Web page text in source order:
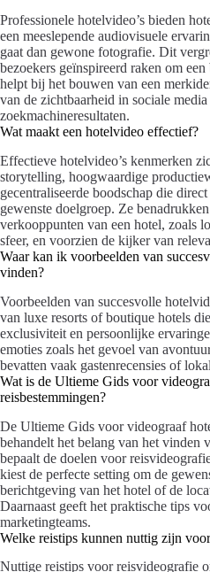
Professionele hotelvideo’s bieden
een meeslepende audiovisuele
gaat dan gewone fotografie. Dit
bezoekers geïnspireerd raken om
helpt bij het bouwen van een
van de zichtbaarheid in sociale media
zoekmachineresultaten.
Wat maakt een hotelvideo effectief?
Effectieve hotelvideo’s kenmerken
storytelling, hoogwaardige
gecentraliseerde boodschap die
gewenste doelgroep. Ze
verkooppunten van een hotel, zoals
sfeer, en voorzien de kijker van
Waar kan ik voorbeelden van
vinden?
Voorbeelden van succesvolle
van luxe resorts of boutique hotels
exclusiviteit en persoonlijke
emoties zoals het gevoel van
bevatten vaak gastenrecensies of
Wat is de Ultieme Gids voor
reisbestemmingen?
De Ultieme Gids voor videograaf
behandelt het belang van het vinden
bepaalt de doelen voor
kiest de perfecte setting om de
berichtgeving van het hotel of de
Daarnaast geeft het praktische tips
marketingteams.
Welke reistips kunnen nuttig zijn
Nuttige reistips voor reisvideografie